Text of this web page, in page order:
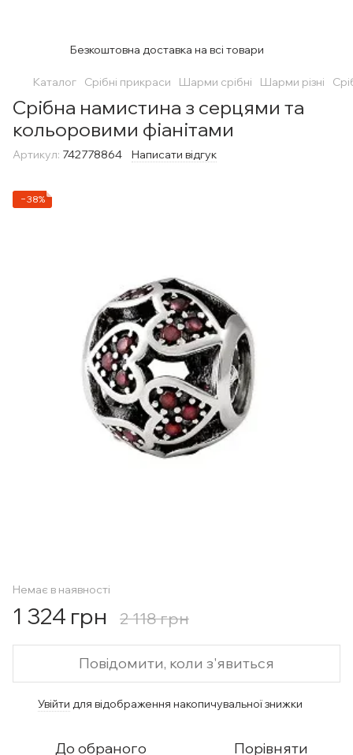
Безкоштовна доставка на всі товари
Каталог Срібні прикраси Шарми срібні Шарми різні
Срібна намистина з серцями та
кольоровими фіанітами
Артикул: 742778864 Написати відгук
−38%
Немає в наявності
1 324 грн 2 118 грн
Повідомити, коли з'явиться
Увійти для відображення накопичувальної знижки
До обраного Порівняти